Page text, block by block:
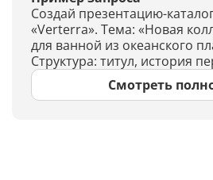
Создай презентацию-
«Verterra». Тема: «Новая
для ванной из океанского
Структура: титул, история
в 4 этапа: сбор пластика →
переработка → готовый
экосертификатов,
одной бутылки» (4 шага),
Смотреть